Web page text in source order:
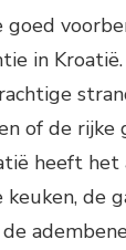
in
of de rijke
heeft het
de